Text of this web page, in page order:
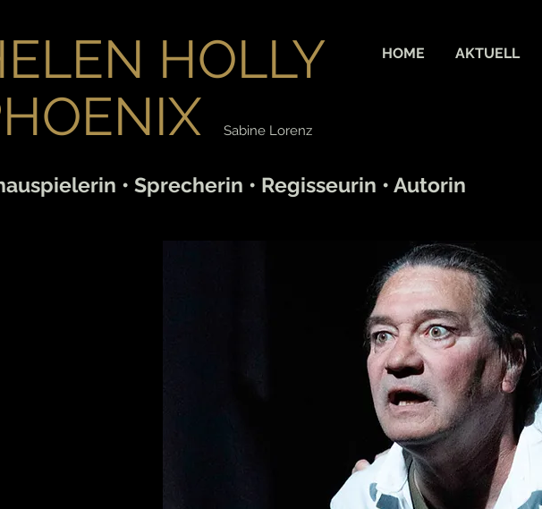
HOLLY
Sabine Lorenz
HOME AKTUELL
• Sprecherin • Regisseurin • Autorin